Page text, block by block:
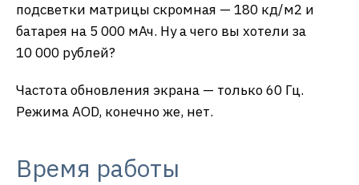
подсветки матрицы скромная — 180 кд/м2 и
батарея на 5 000 мАч. Ну а чего вы хотели за
10 000 рублей?
Частота обновления экрана — только 60 Гц.
Режима AOD, конечно же, нет.
Время работы